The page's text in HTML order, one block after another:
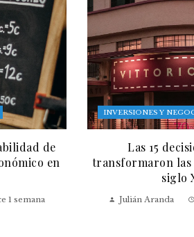
de
en
1 semana
INVERSIONES Y
Las 15
transformaron las
siglo
Julián Aranda